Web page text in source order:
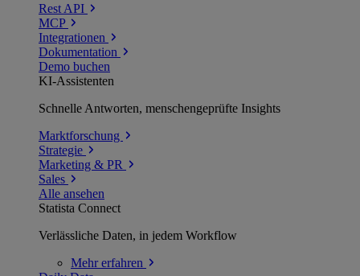
Rest API
MCP
Integrationen
Dokumentation
Demo buchen
KI-Assistenten
Schnelle Antworten, menschengeprüfte Insights
Marktforschung
Strategie
Marketing & PR
Sales
Alle ansehen
Statista Connect
Verlässliche Daten, in jedem Workflow
Mehrerfahren